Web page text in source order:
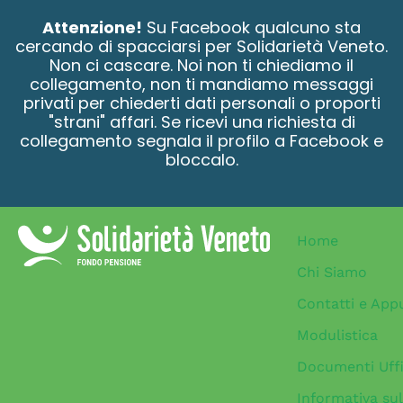
Attenzione! Su Facebook qualcuno sta
cercando di spacciarsi per Solidarietà Veneto.
Non ci cascare. Noi non ti chiediamo il
collegamento, non ti mandiamo messaggi
privati per chiederti dati personali o proporti
"strani" affari. Se ricevi una richiesta di
collegamento segnala il profilo a Facebook e
bloccalo.
Home
Chi Siamo
Contatti e
Modulistica
Documenti
Informativa